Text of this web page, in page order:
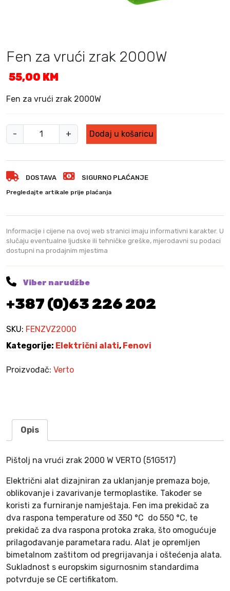
Fen za vrući zrak 2000W
55,00 KM
Fen za vrući zrak 2000W
-
e
a
v
u
ć
i
z
r
a
2
0
W
k
n
+ Dodaj u košaricu
DOSTAVA SIGURNO PLAĆANJE
Pregledajte artikale prije plaćanja
Informacije i cijene na ovoj web stranici imaju informativni karakter. U
slučaju eventualne ljudske ili tehničke greške, mjerodavni su podaci
dostupni na prodajnim mjestima
Viber narudžbe
+387 (0)63 226 202
SKU: FENZVZ2000
Kategorije: Električni alati, Fenovi
Proizvođač: Verto
Opis
Pištolj na vrući zrak 2000 W VERTO (51G517)
Električni alat dizajniran za uklanjanje premaza boje,
oblikovanje i zavarivanje termoplastike. Također se
koristi za furniranje namještaja. Fen ima prekidač za
dva raspona temperature od 350 °C do 550 °C, te
prekidač za dva raspona protoka zraka, što omogućuje
prilagođavanje parametara radu. Alat je opremljen
bimetalnom zaštitom od pregrijavanja i oštećenja alata.
Sukladnost s europskim sigurnosnim standardima
potvrđuje se CE certifikatom.